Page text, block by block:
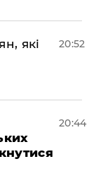
які
20:52
20:44